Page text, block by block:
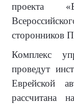
проекта
В
сторонников
Комплекс
проведут
Еврейской
рассчитана